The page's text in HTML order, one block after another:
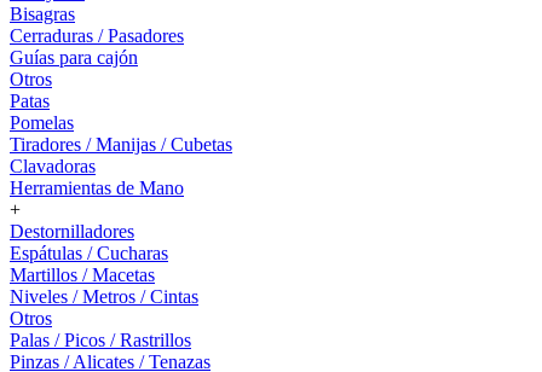
Bisagras
Cerraduras / Pasadores
Guías para cajón
Otros
Patas
Pomelas
Tiradores / Manijas / Cubetas
Clavadoras
Herramientas de Mano
+
Destornilladores
Espátulas / Cucharas
Martillos / Macetas
Niveles / Metros / Cintas
Otros
Palas / Picos / Rastrillos
Pinzas / Alicates / Tenazas